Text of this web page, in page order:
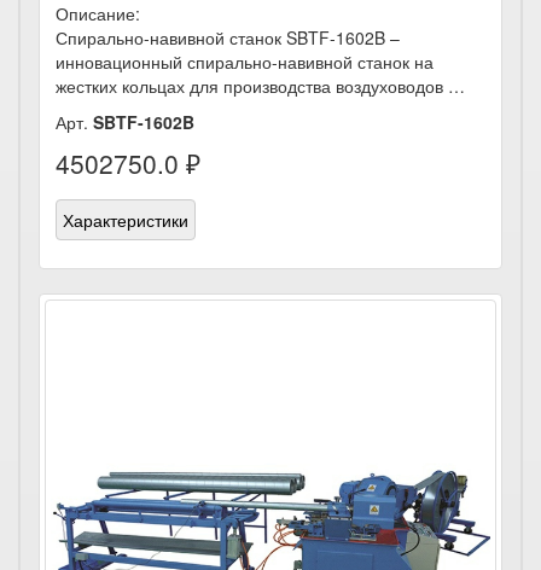
Описание:
Спирально-навивной станок SBTF-1602B –
инновационный спирально-навивной станок на
жестких кольцах для производства воздуховодов …
Арт. SBTF-1602B
4502750.0 ₽
Характеристики